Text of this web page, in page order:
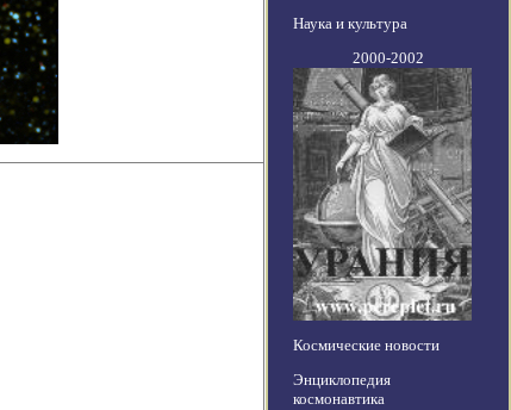
Наука и культура
2000-2002
Космические новости
Энциклопедия
космонавтика